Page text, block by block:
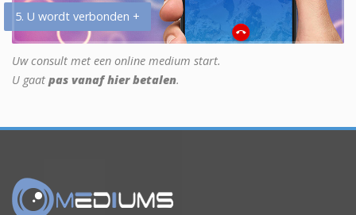
5. U wordt verbonden +
Uw consult met een online medium start.
U gaat pas vanaf hier betalen.